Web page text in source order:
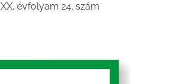
XX. évfolyam 24. szám